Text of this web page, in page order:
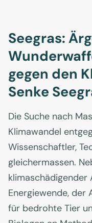
Seegras:
gegen den
Senke
Die Suche nach
Klimawandel
Wissenschaftler,
gleichermassen.
klimaschädigender
Energiewende, der
für bedrohte Tier